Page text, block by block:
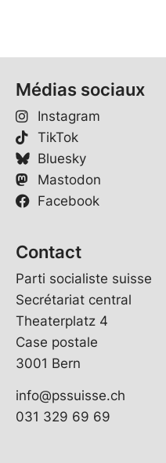
Médias sociaux
Instagram
TikTok
Bluesky
Mastodon
Facebook
Contact
Parti socialiste suisse
Secrétariat central
Theaterplatz 4
Case postale
3001 Bern
info@pssuisse.ch
031 329 69 69